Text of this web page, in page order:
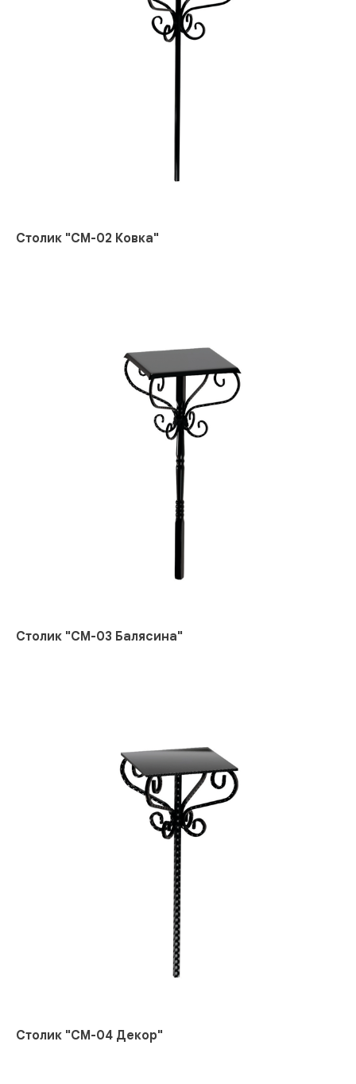
Столик "СМ-02 Ковка"
Столик "СМ-03 Балясина"
Столик "СМ-04 Декор"